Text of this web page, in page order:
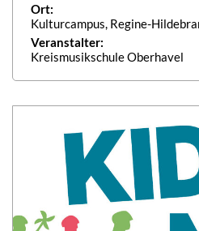
Ort:
Kulturcampus, Regine-
Veranstalter:
Kreismusikschule Oberhavel